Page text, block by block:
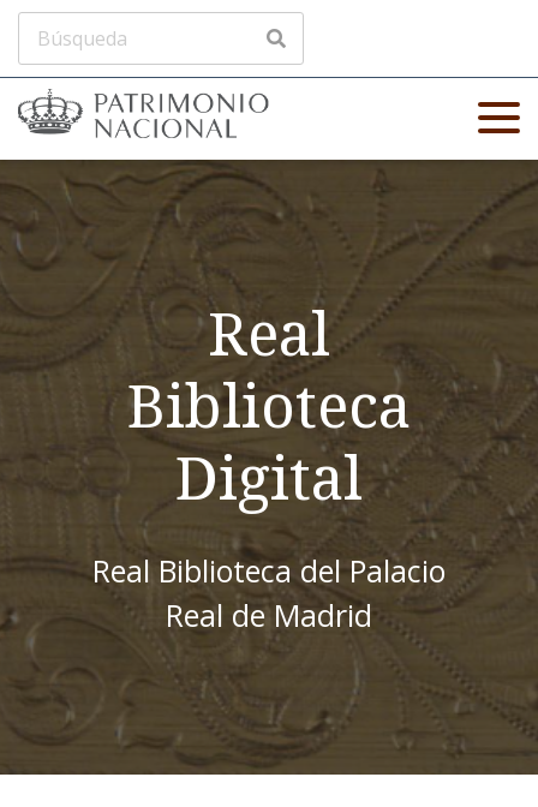
Real
Biblioteca
Digital
Real Biblioteca del Palacio
Real de Madrid